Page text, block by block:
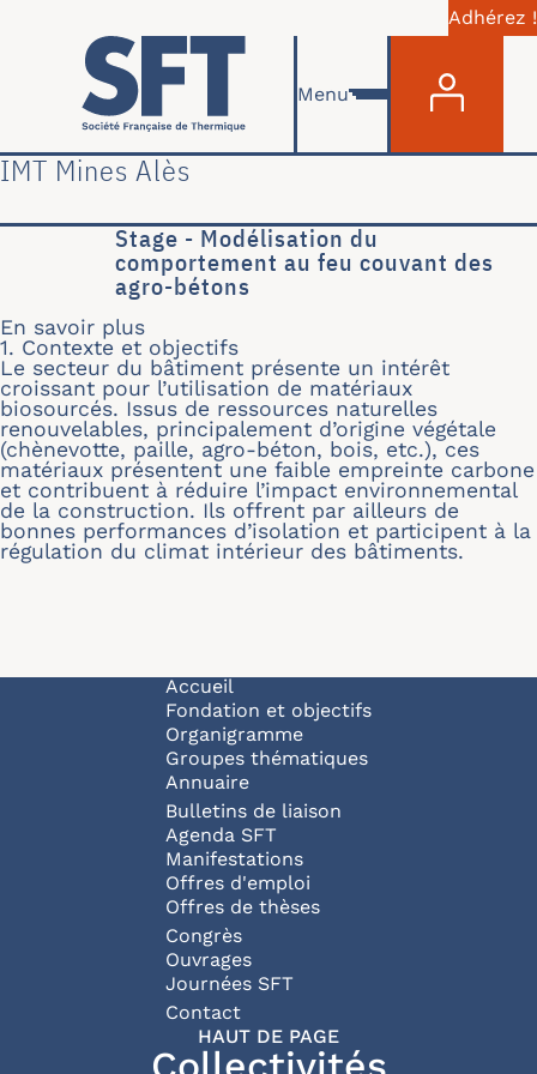
Aller au contenu principal
Adhérez !
Menu
IMT Mines Alès
Stage - Modélisation du
comportement au feu couvant des
agro-bétons
En savoir plus
1. Contexte et objectifs
Le secteur du bâtiment présente un intérêt
croissant pour l’utilisation de matériaux
biosourcés. Issus de ressources naturelles
renouvelables, principalement d’origine végétale
(chènevotte, paille, agro-béton, bois, etc.), ces
matériaux présentent une faible empreinte carbone
et contribuent à réduire l’impact environnemental
de la construction. Ils offrent par ailleurs de
bonnes performances d’isolation et participent à la
régulation du climat intérieur des bâtiments.
Navigation principale
Accueil
Fondation et objectifs
Organigramme
Groupes thématiques
Annuaire
Bulletins de liaison
Agenda SFT
Manifestations
Offres d'emploi
Offres de thèses
Congrès
Ouvrages
Journées SFT
Pied de page
Contact
HAUT DE PAGE